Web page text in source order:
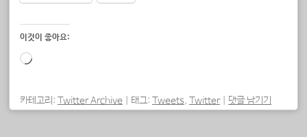
이것이 좋아요:
로
중...
카테고리: Twitter Archive 태그: Tweets, Twitter 댓글 남기기